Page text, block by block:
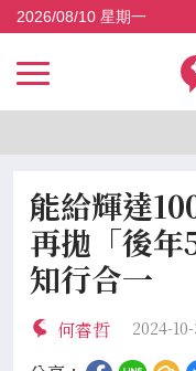
2026/08/10 星期一
能給輝達
再拋「後年
知行合一
何睿哲 2024-